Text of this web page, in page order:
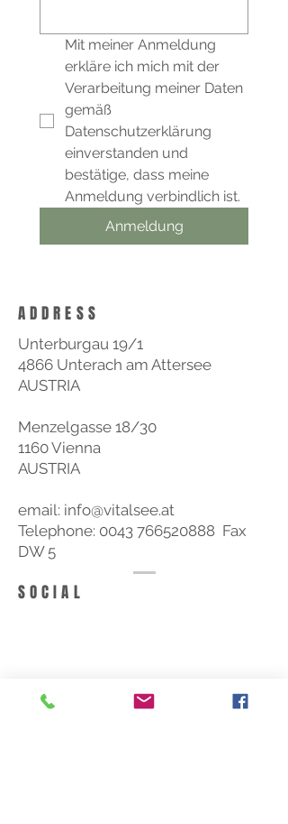
Mit meiner Anmeldung
erkläre ich mich mit der
Verarbeitung meiner Daten
gemäß
Datenschutzerklärung
einverstanden und
bestätige, dass meine
Anmeldung verbindlich ist.
Anmeldung
ADDRESS
Unterburgau 19/1
4866 Unterach am Attersee
AUSTRIA
Menzelgasse 18/30
1160 Vienna
AUSTRIA
email: info@vitalsee.at
Telephone: 0043 766520888 Fax
DW 5
SOCIAL